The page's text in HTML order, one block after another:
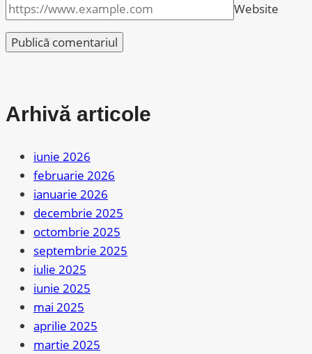
Website
Arhivă articole
iunie 2026
februarie 2026
ianuarie 2026
decembrie 2025
octombrie 2025
septembrie 2025
iulie 2025
iunie 2025
mai 2025
aprilie 2025
martie 2025